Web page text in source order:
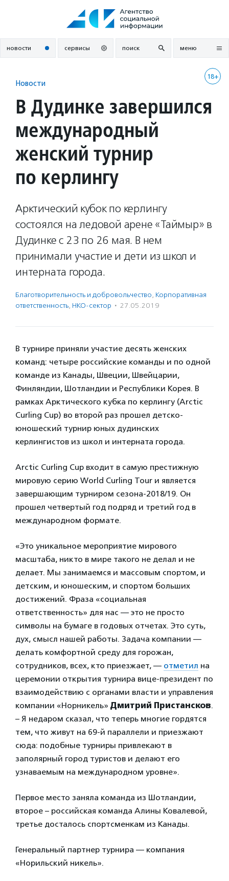
новости сервисы поиск меню
18+
Новости
В Дудинке завершился
международный
женский турнир
по керлингу
Арктический кубок по керлингу
состоялся на ледовой арене «Таймыр» в
Дудинке с 23 по 26 мая. В нем
принимали участие и дети из школ и
интерната города.
Благотвори­тель­ность и доброволь­чест­во, Корпоративная
ответственность, НКО-сектор · 27.05.2019
В турнире приняли участие десять женских
команд: четыре российские команды и по одной
команде из Канады, Швеции, Швейцарии,
Финляндии, Шотландии и Республики Корея. В
рамках Арктического кубка по керлингу (Arctic
Curling Cup) во второй раз прошел детско-
юношеский турнир юных дудинских
керлингистов из школ и интерната города.
Arctic Curling Cup входит в самую престижную
мировую серию World Curling Tour и является
завершающим турниром сезона-2018/19. Он
прошел четвертый год подряд и третий год в
международном формате.
«Это уникальное мероприятие мирового
масштаба, никто в мире такого не делал и не
делает. Мы занимаемся и массовым спортом, и
детским, и юношеским, и спортом больших
достижений. Фраза «социальная
ответственность» для нас — это не просто
символы на бумаге в годовых отчетах. Это суть,
дух, смысл нашей работы. Задача компании —
делать комфортной среду для горожан,
сотрудников, всех, кто приезжает, — отметил на
церемонии открытия турнира вице-президент по
взаимодействию с органами власти и управления
компании «Норникель» Дмитрий Пристансков.
– Я недаром сказал, что теперь многие гордятся
тем, что живут на 69-й параллели и приезжают
сюда: подобные турниры привлекают в
заполярный город туристов и делают его
узнаваемым на международном уровне».
Первое место заняла команда из Шотландии,
второе – российская команда Алины Ковалевой,
третье досталось спортсменкам из Канады.
Генеральный партнер турнира — компания
«Норильский никель».